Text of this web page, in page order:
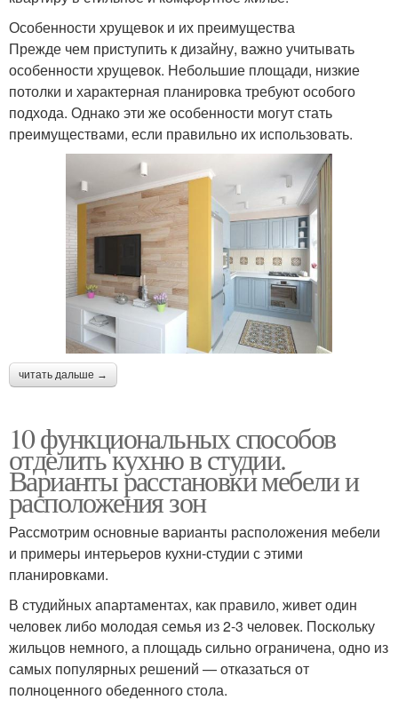
Особенности хрущевок и их преимущества
Прежде чем приступить к дизайну, важно учитывать
особенности хрущевок. Небольшие площади, низкие
потолки и характерная планировка требуют особого
подхода. Однако эти же особенности могут стать
преимуществами, если правильно их использовать.
читать дальше →
10 функциональных способов
отделить кухню в студии.
Варианты расстановки мебели и
расположения зон
Рассмотрим основные варианты расположения мебели
и примеры интерьеров кухни-студии с этими
планировками.
В студийных апартаментах, как правило, живет один
человек либо молодая семья из 2-3 человек. Поскольку
жильцов немного, а площадь сильно ограничена, одно из
самых популярных решений — отказаться от
полноценного обеденного стола.